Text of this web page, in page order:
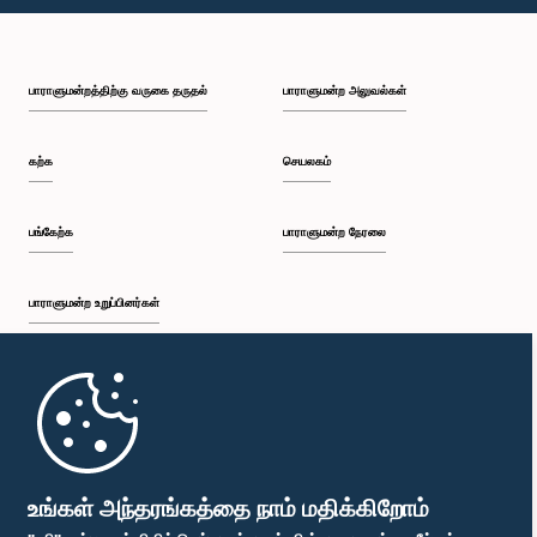
உங்கள் அந்தரங்கத்தை நாம் மதிக்கிறோம்
பி.ப. 1:10 - பி.ப. 1:19
பி.ப. 1:34 - பி.ப. 1:55
பி.ப. 2:06 - பி.ப. 2:16
பாராளுமன்றத்திற்கு வருகை தருதல்
கற்க
பங்கேற்க
பாராளுமன்ற உறுப்பினர்கள்
முதற்பக்கம்
பாராளுமன்ற அலுவல்கள்
செயலகம்
பாராளுமன்ற நேரலை
பாராளுமன்ற கையடக்க செயலி